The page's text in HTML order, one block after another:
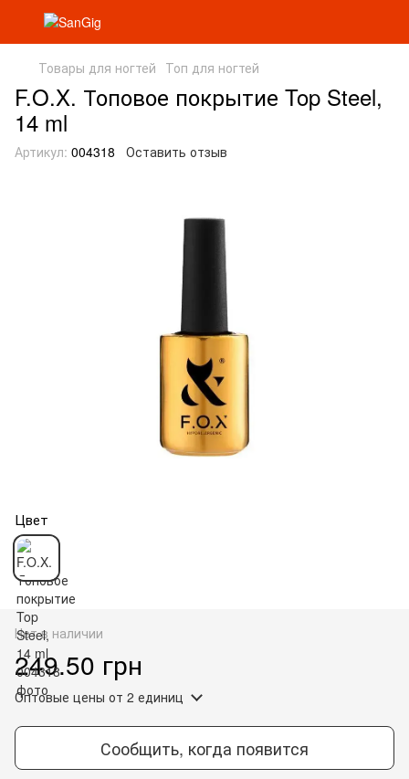
Товары для ногтей Топ для ногтей
F.O.X. Топовое покрытие Top Steel,
14 ml
Артикул: 004318 Оставить отзыв
Цвет
Нет в наличии
249.50 грн
Оптовые цены от 2 единиц
Сообщить, когда появится